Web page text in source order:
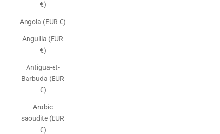
€)
Angola (EUR €)
Anguilla (EUR
€)
Antigua-et-
Barbuda (EUR
€)
Arabie
saoudite (EUR
€)